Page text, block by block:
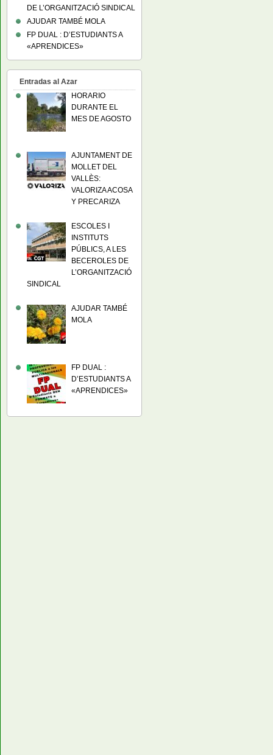
DE L’ORGANITZACIÓ SINDICAL
AJUDAR TAMBÉ MOLA
FP DUAL : D’ESTUDIANTS A
«APRENDICES»
Entradas al Azar
HORARIO
DURANTE EL
MES DE AGOSTO
AJUNTAMENT DE
MOLLET DEL
VALLÈS:
VALORIZA ACOSA
Y PRECARIZA
ESCOLES I
INSTITUTS
PÚBLICS, A LES
BECEROLES DE
L’ORGANITZACIÓ
SINDICAL
AJUDAR TAMBÉ
MOLA
FP DUAL :
D’ESTUDIANTS A
«APRENDICES»